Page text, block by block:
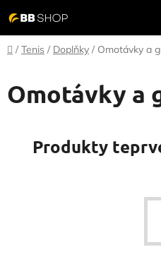
na
obsah
Domů
/ Tenis / Doplňky / Omotávky a
Omotávky a
Produkty